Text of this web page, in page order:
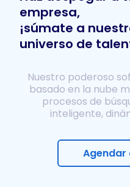
empresa,
¡súmate a
universo de
Nuestro poderoso
basado en la nube
procesos de
inteligente,